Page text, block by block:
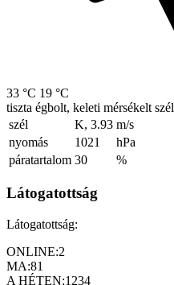
33 °C 19 °C
tiszta égbolt, keleti mérsékelt szél
szél
K, 3.93 m/s
nyomás
1021
hPa
páratartalom 30 %
Látogatottság
Látogatottság:
ONLINE:2
MA:81
A HÉTEN:1234